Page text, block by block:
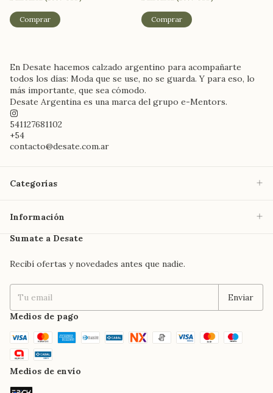
Comprar Comprar
En Desate hacemos calzado argentino para acompañarte
todos los días: Moda que se use, no se guarda. Y para eso, lo
más importante, que sea cómodo.
Desate Argentina es una marca del grupo e-Mentors.
541127681102
+54
contacto@desate.com.ar
Categorías
Información
Sumate a Desate
Recibí ofertas y novedades antes que nadie.
Medios de pago
Medios de envío